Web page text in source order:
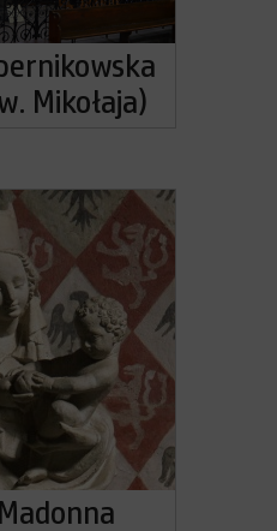
Mikołaja)